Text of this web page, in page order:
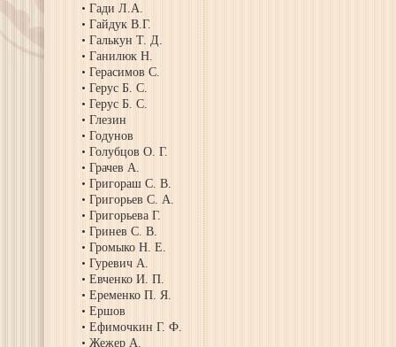
Гади Л.А.
Гайдук В.Г.
Галькун Т. Д.
Ганилюк Н.
Герасимов С.
Герус Б. С.
Герус Б. С.
Глезин
Годунов
Голубцов О. Г.
Грачев А.
Григораш С. В.
Григорьев С. А.
Григорьева Г.
Гринев С. В.
Громыко Н. Е.
Гуревич А.
Евченко И. П.
Еременко П. Я.
Ершов
Ефимочкин Г. Ф.
Жежер А.